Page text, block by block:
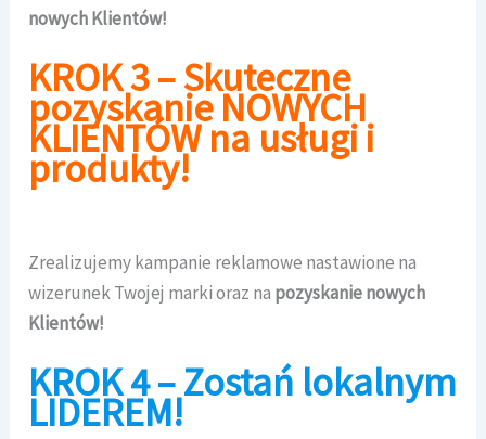
nowych Klientów!
KROK 3 – Skuteczne
pozyskanie NOWYCH
KLIENTÓW na usługi i
produkty!
Zrealizujemy kampanie reklamowe nastawione na
wizerunek Twojej marki oraz na pozyskanie nowych
Klientów!
KROK 4 – Zostań lokalnym
LIDEREM!